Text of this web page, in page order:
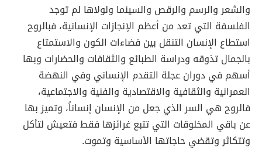
والشعر والرسم والرقص والسينما ولولاها لم توجد
الفلسفة التي تعد من أعظم الإنجازات الإنسانية، فبالروح
استطاع الإنسان التنقل بين فضاءات الكون والاستمتاع
بالجمال تذوقه ودراسة الطبائع والثقافات والحضارات وبها
أسهم في دوران عجلة التقدم الإنساني وفي النهضة
العمرانية والثقافية والاقتصادية والفنية والاجتماعية،
فالروح هي السر الذي جعل من الإنسان إنساناً، وتميز بها
عن باقي المخلوقات التي تتبع غرائزها فقط فتعيش لتأكل
وتتكاثر وتقضي حاجاتها الأساسية وتموت.